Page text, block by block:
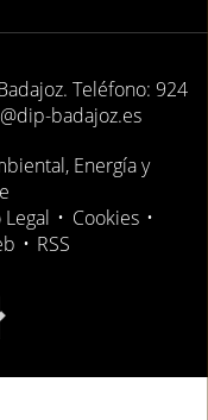
Teléfono: 924
badajoz.es
Energía y
Legal • Cookies •
• RSS